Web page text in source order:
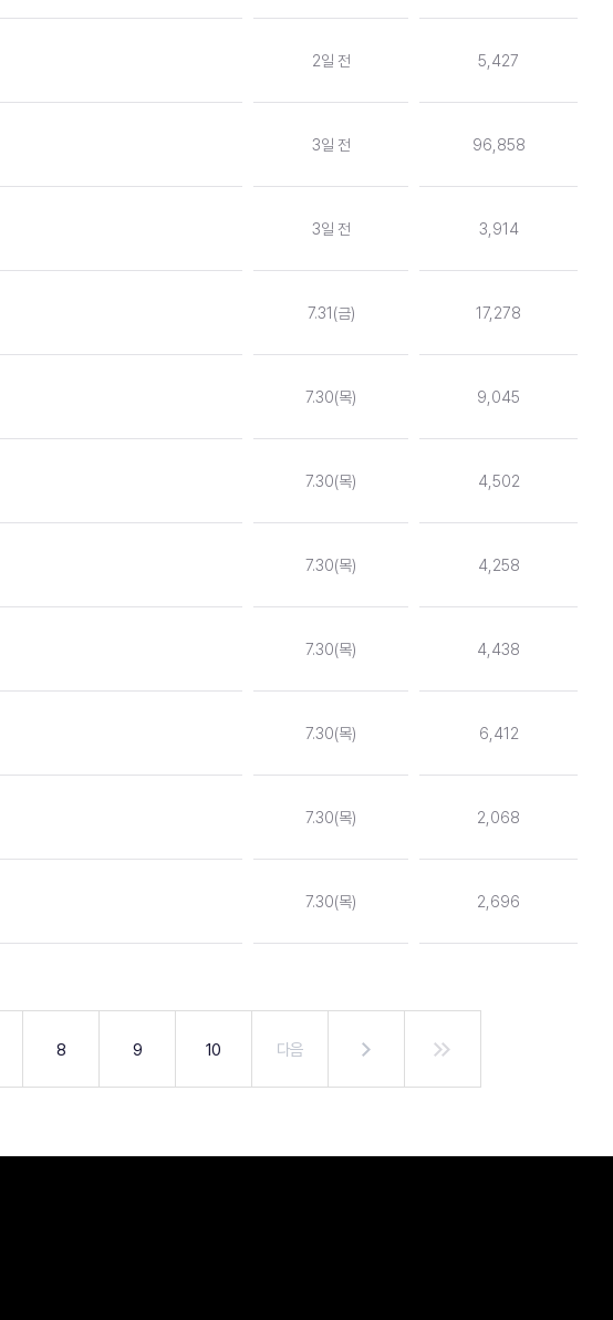
2일 전 5,427
3일 전 96,858
3일 전 3,914
7.31(금) 17,278
7.30(목) 9,045
7.30(목) 4,502
7.30(목) 4,258
7.30(목) 4,438
7.30(목) 6,412
7.30(목) 2,068
7.30(목) 2,696
8 9 10 다음